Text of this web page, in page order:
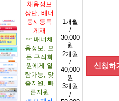
채용정보
상단, 배너
동시등록
게재
☞ 배너채
용정보, 모
든 구직회
원에게 열
람가능, 맞
춤지원, 빠
른지원
1개월
/
30,000
원
2개월
/
40,000
원
3개월
/